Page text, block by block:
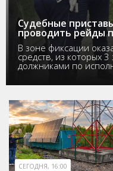
Судебные
проводить рейды
В зоне фиксации
средств, из которых
должниками по
СЕГОДНЯ, 16:00